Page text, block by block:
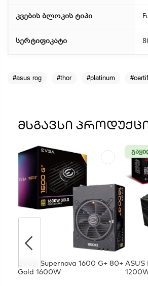
კვების ბლოკის ტიპი
სერტიფიკატი
#asus rog #thor #platinum
ᲛᲡᲒᲐᲕᲡᲘ
EVGA Supernova 1600 G+ 80+
Gold 1600W